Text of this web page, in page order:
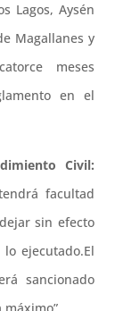
Lagos, Aysén
Magallanes y
meses
en el
Civil:
facultad
sin efecto
ejecutado.El
sancionado